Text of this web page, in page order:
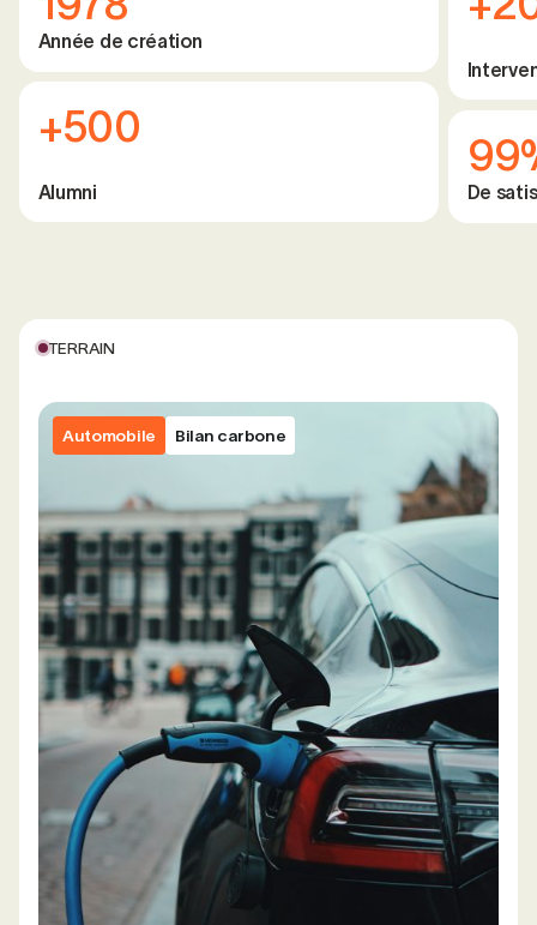
Année de création
+500
Alumni De
TERRAIN
Automobile Bilan carbone